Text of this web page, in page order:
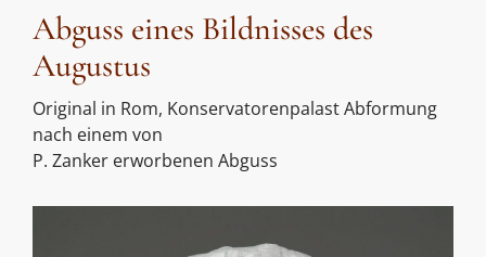
Abguss eines Bildnisses des
Augustus
Original in Rom, Konservatorenpalast Abformung
nach einem von
P. Zanker erworbenen Abguss